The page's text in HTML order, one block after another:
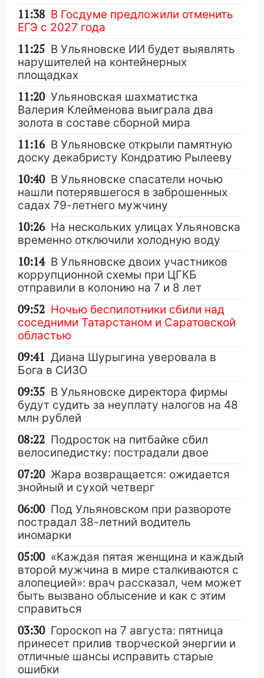
11:38 В Госдуме предложили отменить
ЕГЭ с 2027 года
11:25 В Ульяновске ИИ будет выявлять
нарушителей на контейнерных
площадках
11:20 Ульяновская шахматистка
Валерия Клейменова выиграла два
золота в составе сборной мира
11:16 В Ульяновске открыли памятную
доску декабристу Кондратию Рылееву
10:40 В Ульяновске спасатели ночью
нашли потерявшегося в заброшенных
садах 79-летнего мужчину
10:26 На нескольких улицах Ульяновска
временно отключили холодную воду
10:14 В Ульяновске двоих участников
коррупционной схемы при ЦГКБ
отправили в колонию на 7 и 8 лет
09:52 Ночью беспилотники сбили над
соседними Татарстаном и Саратовской
областью
09:41 Диана Шурыгина уверовала в
Бога в СИЗО
09:35 В Ульяновске директора фирмы
будут судить за неуплату налогов на 48
млн рублей
08:22 Подросток на питбайке сбил
велосипедистку: пострадали двое
07:20 Жара возвращается: ожидается
знойный и сухой четверг
06:00 Под Ульяновском при развороте
пострадал 38-летний водитель
иномарки
05:00 «Каждая пятая женщина и каждый
второй мужчина в мире сталкиваются с
алопецией»: врач рассказал, чем может
быть вызвано облысение и как с этим
справиться
03:30 Гороскоп на 7 августа: пятница
принесет прилив творческой энергии и
отличные шансы исправить старые
ошибки